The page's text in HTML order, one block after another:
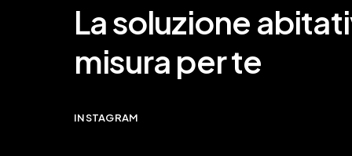
La soluzione
misura per te
INSTAGRAM